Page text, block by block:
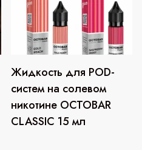
Жидкость для POD-
систем на солевом
никотине OCTOBAR
CLASSIC 15 мл